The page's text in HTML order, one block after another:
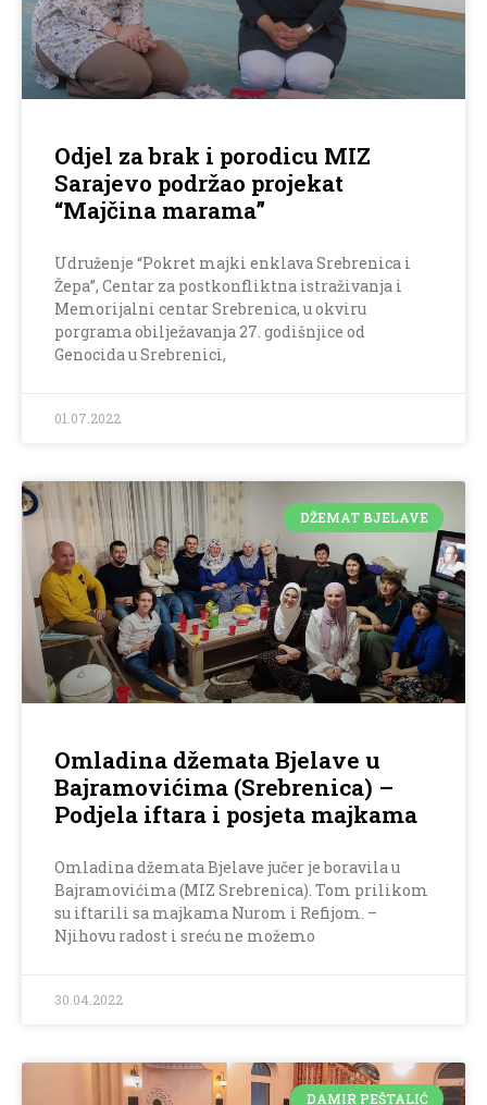
Odjel za brak i porodicu MIZ
Sarajevo podržao projekat
“Majčina marama”
Udruženje “Pokret majki enklava Srebrenica i
Žepa”, Centar za postkonfliktna istraživanja i
Memorijalni centar Srebrenica, u okviru
porgrama obilježavanja 27. godišnjice od
Genocida u Srebrenici,
01.07.2022
DŽEMAT BJELAVE
Omladina džemata Bjelave u
Bajramovićima (Srebrenica) –
Podjela iftara i posjeta majkama
Omladina džemata Bjelave jučer je boravila u
Bajramovićima (MIZ Srebrenica). Tom prilikom
su iftarili sa majkama Nurom i Refijom. –
Njihovu radost i sreću ne možemo
30.04.2022
DAMIR PEŠTALIĆ